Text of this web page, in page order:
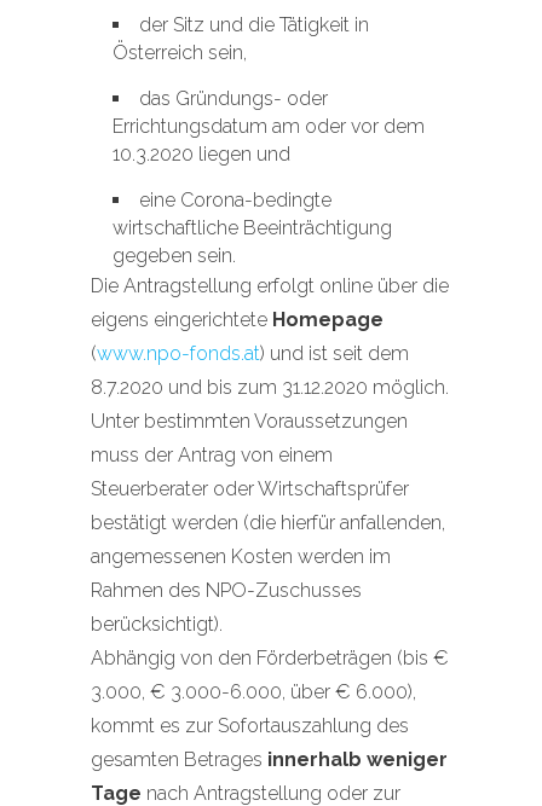
der Sitz und die Tätigkeit in
Österreich sein,
das Gründungs- oder
Errichtungsdatum am oder vor dem
10.3.2020 liegen und
eine Corona-bedingte
wirtschaftliche Beeinträchtigung
gegeben sein.
Die Antragstellung erfolgt online über die
eigens eingerichtete Homepage
(www.npo-fonds.at) und ist seit dem
8.7.2020 und bis zum 31.12.2020 möglich.
Unter bestimmten Voraussetzungen
muss der Antrag von einem
Steuerberater oder Wirtschaftsprüfer
bestätigt werden (die hierfür anfallenden,
angemessenen Kosten werden im
Rahmen des NPO-Zuschusses
berücksichtigt).
Abhängig von den Förderbeträgen (bis €
3.000, € 3.000-6.000, über € 6.000),
kommt es zur Sofortauszahlung des
gesamten Betrages innerhalb weniger
Tage nach Antragstellung oder zur